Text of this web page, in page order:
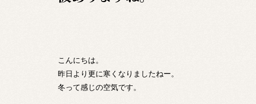
こんにちは。
昨日より更に寒くなりましたねー。
冬って感じの空気です。